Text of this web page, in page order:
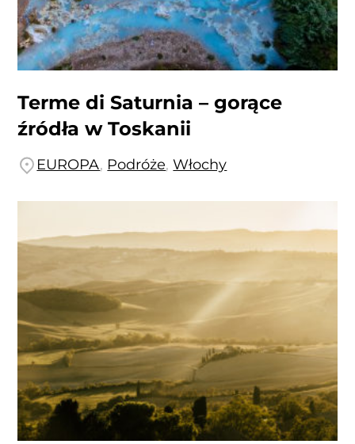
Terme di Saturnia – gorące
źródła w Toskanii
EUROPA, Podróże,Włochy